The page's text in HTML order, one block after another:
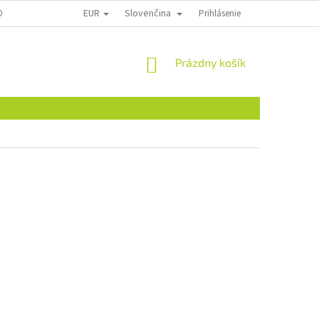
EUR Slovenčina Prihlásenie
NÁKUPNÝ
Prázdny košík